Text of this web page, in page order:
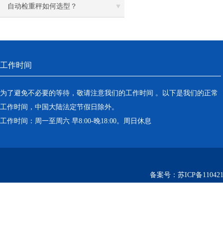
自动检重秤如何选型？
工作时间
为了避免不必要的等待，敬请注意我们的工作时间 。以下是我们的正常
工作时间，中国大陆法定节假日除外。
工作时间：周一至周六 早8:00-晚18:00。周日休息
备案号： 苏ICP备